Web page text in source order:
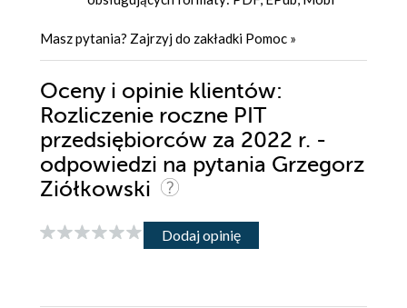
Masz pytania? Zajrzyj do zakładki Pomoc »
Oceny i opinie klientów:
Rozliczenie roczne PIT
przedsiębiorców za 2022 r. -
odpowiedzi na pytania Grzegorz
Ziółkowski
Dodaj opinię